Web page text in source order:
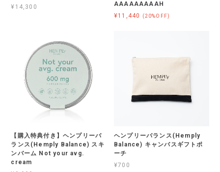
¥14,300
AAAAAAAAAH
¥11,440
(20%OFF)
【購入特典付き】ヘンプリーバ
ランス(Hemply Balance) スキ
ンバーム Not your avg.
cream
ヘンプリーバランス(Hemply
Balance) キャンバスギフトポ
ーチ
¥700